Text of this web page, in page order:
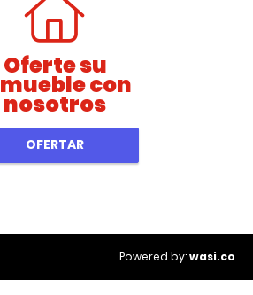
Oferte su
con
nosotros
OFERTAR
Powered by:wasi.co